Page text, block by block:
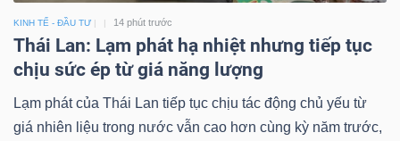
KINH TẾ - ĐẦU TƯ 14 phút trước
Thái Lan: Lạm phát hạ nhiệt nhưng tiếp tục
chịu sức ép từ giá năng lượng
Lạm phát của Thái Lan tiếp tục chịu tác động chủ yếu từ
giá nhiên liệu trong nước vẫn cao hơn cùng kỳ năm trước,